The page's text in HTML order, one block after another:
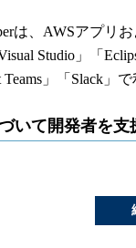
は、AWSアプリお
Visual Studio」「
」「Slack」で
いて開発者を